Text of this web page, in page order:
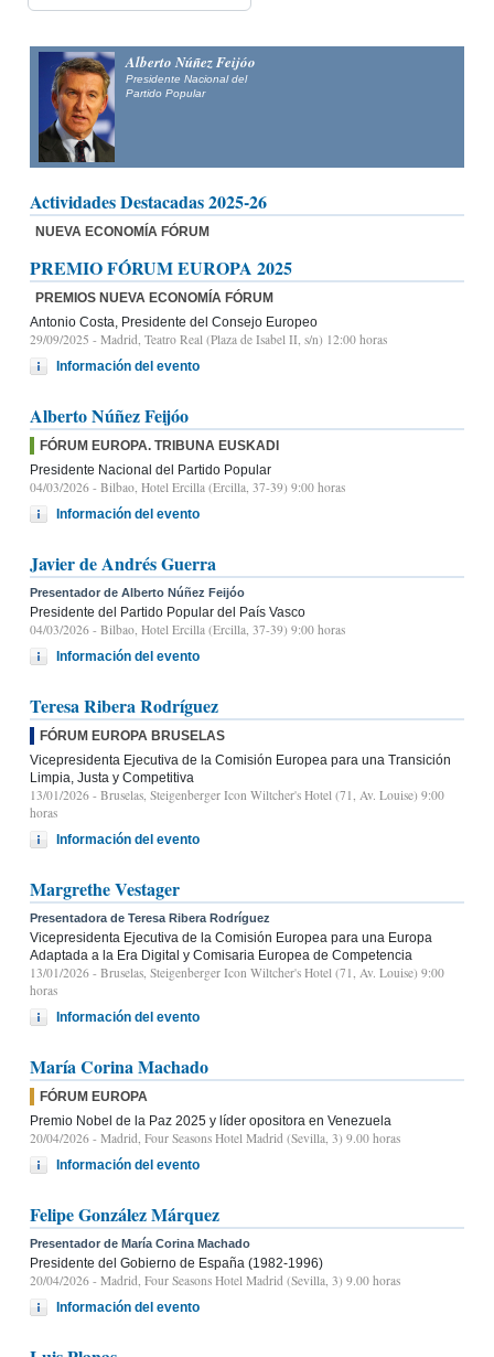
Alberto Núñez Feijóo
Presidente Nacional del
Partido Popular
Actividades Destacadas 2025-26
NUEVA ECONOMÍA FÓRUM
PREMIO FÓRUM EUROPA 2025
PREMIOS NUEVA ECONOMÍA FÓRUM
Antonio Costa, Presidente del Consejo Europeo
29/09/2025 - Madrid, Teatro Real (Plaza de Isabel II, s/n) 12:00 horas
Información del evento
Alberto Núñez Feijóo
FÓRUM EUROPA. TRIBUNA EUSKADI
Presidente Nacional del Partido Popular
04/03/2026 - Bilbao, Hotel Ercilla (Ercilla, 37-39) 9:00 horas
Información del evento
Javier de Andrés Guerra
Presentador de Alberto Núñez Feijóo
Presidente del Partido Popular del País Vasco
04/03/2026 - Bilbao, Hotel Ercilla (Ercilla, 37-39) 9:00 horas
Información del evento
Teresa Ribera Rodríguez
FÓRUM EUROPA BRUSELAS
Vicepresidenta Ejecutiva de la Comisión Europea para una Transición
Limpia, Justa y Competitiva
13/01/2026 - Bruselas, Steigenberger Icon Wiltcher's Hotel (71, Av. Louise) 9:00
horas
Información del evento
Margrethe Vestager
Presentadora de Teresa Ribera Rodríguez
Vicepresidenta Ejecutiva de la Comisión Europea para una Europa
Adaptada a la Era Digital y Comisaria Europea de Competencia
13/01/2026 - Bruselas, Steigenberger Icon Wiltcher's Hotel (71, Av. Louise) 9:00
horas
Información del evento
María Corina Machado
FÓRUM EUROPA
Premio Nobel de la Paz 2025 y líder opositora en Venezuela
20/04/2026 - Madrid, Four Seasons Hotel Madrid (Sevilla, 3) 9.00 horas
Información del evento
Felipe González Márquez
Presentador de María Corina Machado
Presidente del Gobierno de España (1982-1996)
20/04/2026 - Madrid, Four Seasons Hotel Madrid (Sevilla, 3) 9.00 horas
Información del evento